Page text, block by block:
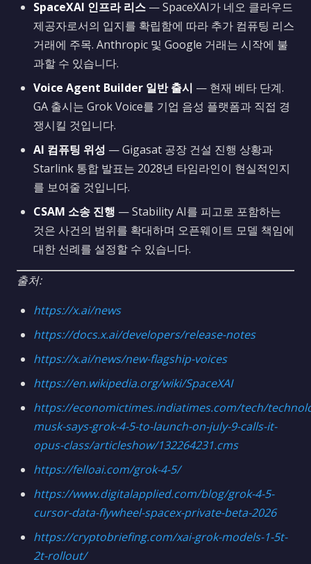
SpaceXAI 인프라 리스 — SpaceXAI가 네오 클라우드
제공자로서의 입지를 확립함에 따라 추가 컴퓨팅 리스
거래에 주목. Anthropic 및 Google 거래는 시작에 불
과할 수 있습니다.
Voice Agent Builder 일반 출시 — 현재 베타 단계.
GA 출시는 Grok Voice를 기업 음성 플랫폼과 직접 경
쟁시킬 것입니다.
AI 컴퓨팅 위성 — Gigasat 공장 건설 진행 상황과
Starlink 통합 발표는 2028년 타임라인이 현실적인지
를 보여줄 것입니다.
CSAM 소송 진행 — Stability AI를 피고로 포함하는
것은 사건의 범위를 확대하며 오픈웨이트 모델 책임에
대한 선례를 설정할 수 있습니다.
출처:
https://x.ai/news
https://docs.x.ai/developers/release-notes
https://x.ai/news/new-flagship-voices
https://en.wikipedia.org/wiki/SpaceXAI
https://economictimes.indiatimes.com/tech/
musk-says-grok-4-5-to-launch-on-july-9-calls-it-
opus-class/articleshow/132264231.cms
https://felloai.com/grok-4-5/
https://www.digitalapplied.com/blog/grok-4-5-
cursor-data-flywheel-spacex-private-beta-2026
https://cryptobriefing.com/xai-grok-models-1-5t-
2t-rollout/